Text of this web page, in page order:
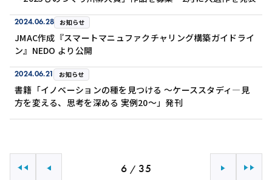
2024.06.28 お知らせ
JMAC作成『スマートマニュファクチャリング構築ガイドライ
ン』NEDO より公開
2024.06.21 お知らせ
書籍「イノベーションの種を見つける ～ケーススタディ―見
方を変える、思考を深める 実例20～」発刊
最初へ 前へ 6 / 35 次へ 最後へ